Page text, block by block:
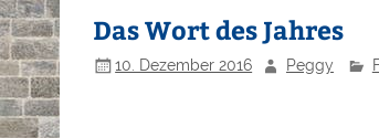
Das Wort des Jahres
10. Dezember 2016 Peggy